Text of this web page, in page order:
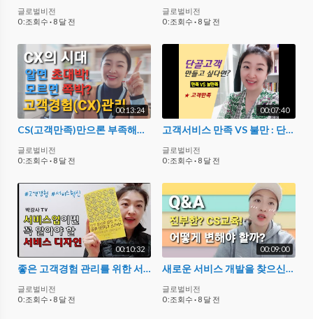
글로벌비전
0 :조회수 · 8 달 전
글로벌비전
0 :조회수 · 8 달 전
00:13:24
CS(고객만족)만으론 부족해요 이제는 CX(고객경험) 관리죠?
글로벌비전
0 :조회수 · 8 달 전
00:07:40
고객서비스 만족 VS 불만 : 단골고객 만들고 싶다면 000을 관리하라
글로벌비전
0 :조회수 · 8 달 전
00:10:32
좋은 고객경험 관리를 위한 서비스디자인 특강
글로벌비전
0 :조회수 · 8 달 전
00:09:00
새로운 서비스 개발을 찾으신다면? AQ 매력자본 개발하세요!
글로벌비전
0 :조회수 · 8 달 전